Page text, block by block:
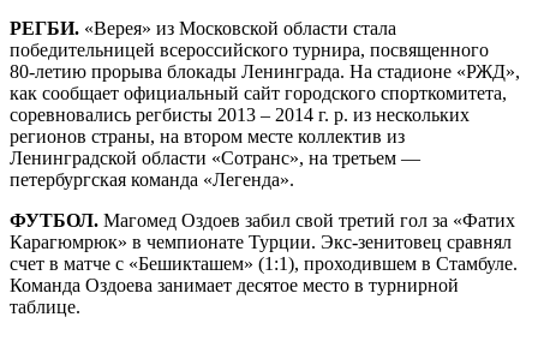
РЕГБИ. «Верея» из Московской области стала
победительницей всероссийского турнира, посвященного
80‑летию прорыва блокады Ленинграда. На стадионе «РЖД»,
как сообщает официальный сайт городского спорткомитета,
соревновались регбисты 2013 – 2014 г. р. из нескольких
регионов страны, на втором месте коллектив из
Ленинградской области «Сотранс», на третьем —
петербургская ­команда «Легенда».
ФУТБОЛ. Магомед Оздоев забил свой третий гол за «Фатих
Карагюмрюк» в чемпионате Турции. Экс-зенитовец сравнял
счет в матче с «Бешикташем» (1:1), проходившем в Стамбуле.
Команда Оздоева занимает десятое место в турнирной
таблице.